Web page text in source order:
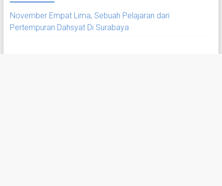
November Empat Lima, Sebuah Pelajaran dari
Pertempuran Dahsyat Di Surabaya